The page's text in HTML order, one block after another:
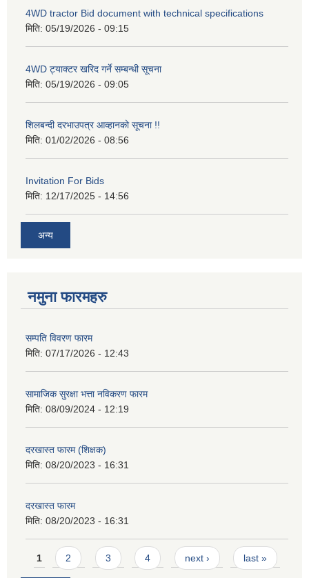
4WD tractor Bid document with technical specifications
मिति: 05/19/2026 - 09:15
4WD ट्याक्टर खरिद गर्ने सम्बन्धी सूचना
मिति: 05/19/2026 - 09:05
शिलबन्दी दरभाउपत्र आव्हानको सूचना !!
मिति: 01/02/2026 - 08:56
Invitation For Bids
मिति: 12/17/2025 - 14:56
अन्य
नमुना फारमहरु
सम्पति विवरण फारम
मिति: 07/17/2026 - 12:43
सामाजिक सुरक्षा भत्ता नविकरण फारम
मिति: 08/09/2024 - 12:19
दरखास्त फारम (शिक्षक)
मिति: 08/20/2023 - 16:31
दरखास्त फारम
मिति: 08/20/2023 - 16:31
Pages
1 2 3 4 next › last »